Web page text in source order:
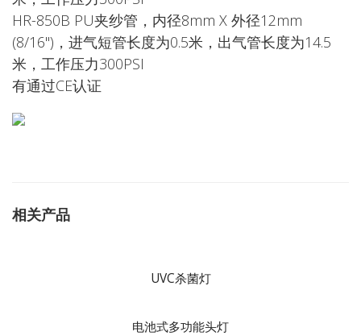
HR-850B PU夹纱管，内径8mm X 外径12mm
(8/16")，进气短管长度为0.5米，出气管长度为14.5
米，工作压力300PSI
有通过CE认证
相关产品
UVC杀菌灯
电池式多功能头灯